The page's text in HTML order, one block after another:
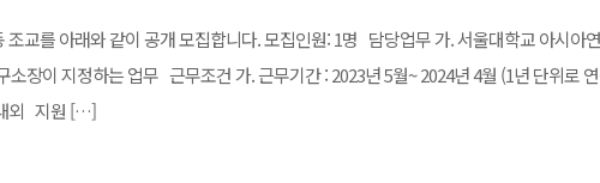
교를 아래와 같이 공개 모집합니다. 모집인원: 1명 담당업무 가. 서울대학교 아시아
소장이 지정하는 업무 근무조건 가. 근무기간 : 2023년 5월~ 2024년 4월 (1년 단위로
내외 지원 […]